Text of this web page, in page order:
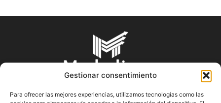
Gestionar consentimiento
Para ofrecer las mejores experiencias, utilizamos tecnologías como las